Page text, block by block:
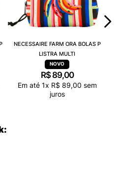
NECESSAIRE FARM ORA BOLAS P
LISTRA MULTI
R$ 89,00
Em até 1x R$ 89,00 sem
juros